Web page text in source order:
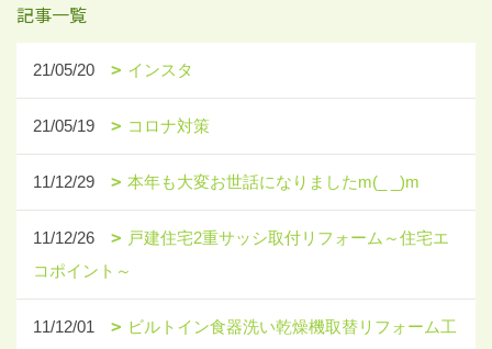
記事一覧
21/05/20 インスタ
21/05/19 コロナ対策
11/12/29 本年も大変お世話になりましたm(_ _)m
11/12/26
戸建住宅2重サッシ取付リフォーム～住宅エ
コポイント～
11/12/01
ビルトイン食器洗い乾燥機取替リフォーム工